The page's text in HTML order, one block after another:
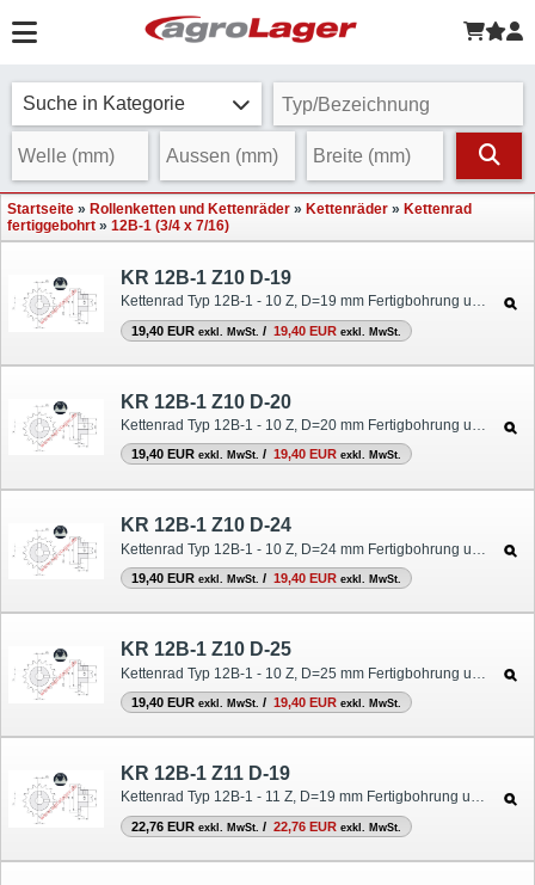
Suche in Kategorie
Startseite » Rollenketten und Kettenräder » Kettenräder » Kettenrad
fertiggebohrt » 12B-1 (3/4 x 7/16)
KR 12B-1 Z10 D-19
Kettenrad Typ 12B-1 - 10 Z, D=19 mm Fertigbohrung und Nut
19,40 EUR exkl. MwSt. / 19,40 EUR exkl. MwSt.
KR 12B-1 Z10 D-20
Kettenrad Typ 12B-1 - 10 Z, D=20 mm Fertigbohrung und Nut
19,40 EUR exkl. MwSt. / 19,40 EUR exkl. MwSt.
KR 12B-1 Z10 D-24
Kettenrad Typ 12B-1 - 10 Z, D=24 mm Fertigbohrung und Nut
19,40 EUR exkl. MwSt. / 19,40 EUR exkl. MwSt.
KR 12B-1 Z10 D-25
19,40 EUR exkl. MwSt. / 19,40 EUR exkl. MwSt.
KR 12B-1 Z11 D-19
Kettenrad Typ 12B-1 - 11 Z, D=19 mm Fertigbohrung und Nut
22,76 EUR exkl. MwSt. / 22,76 EUR exkl. MwSt.